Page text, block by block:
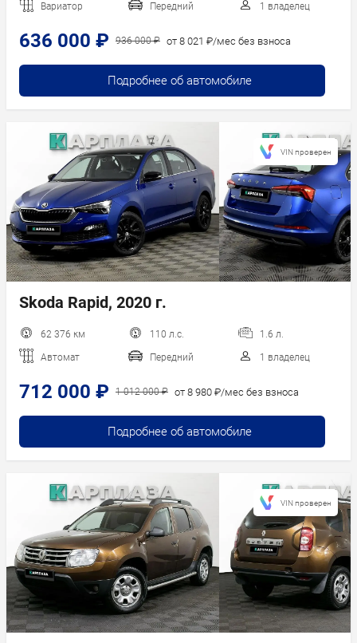
Вариатор Передний 1 владелец
636 000 ₽ 936 000 ₽ от 8 021 ₽/мес без взноса
Подробнее об автомобиле
Skoda Rapid, 2020 г.
62 376 км 110 л.с. 1.6 л.
Автомат Передний 1 владелец
712 000 ₽ 1 012 000 ₽ от 8 980 ₽/мес без взноса
Подробнее об автомобиле
VIN проверен
VIN проверен